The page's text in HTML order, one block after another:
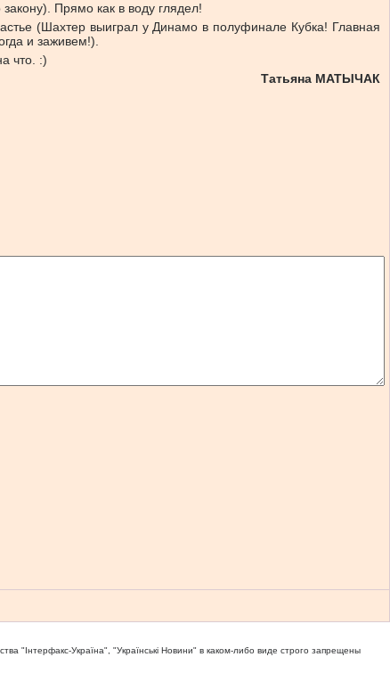
Прямо как в воду глядел!
(Шахтер выиграл у Динамо в полуфинале Кубка! Главная
и заживем!).
что. :)
Татьяна МАТЫЧАК
"Iнтерфакс-Україна", "Українськi Новини" в каком-либо виде строго запрещены